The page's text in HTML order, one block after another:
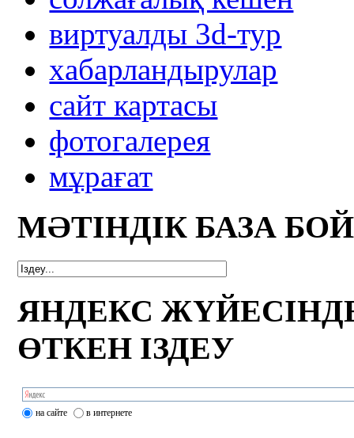
виртуалды 3d-тур
xабарландырулар
сайт картасы
фотогалерея
мұрағат
МӘТІНДІК БАЗА
ЯНДЕКС
ӨТКЕН ІЗДЕУ
на сайте в интернете